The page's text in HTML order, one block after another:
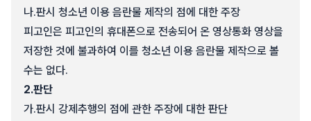
나.판시 청소년 이용 음란물 제작의 점에 대한 주장
피고인은 피고인의 휴대폰으로 전송되어 온 영상통화 영상을
저장한 것에 불과하여 이를 청소년 이용 음란물 제작으로 볼
수는 없다.
2.판단
가.판시 강제추행의 점에 관한 주장에 대한 판단